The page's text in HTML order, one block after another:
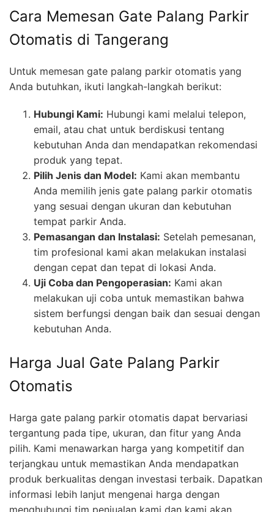
Cara Memesan Gate Palang Parkir
Otomatis di Tangerang
Untuk memesan gate palang parkir otomatis yang
Anda butuhkan, ikuti langkah-langkah berikut:
Hubungi Kami: Hubungi kami melalui telepon,
email, atau chat untuk berdiskusi tentang
kebutuhan Anda dan mendapatkan rekomendasi
produk yang tepat.
Pilih Jenis dan Model: Kami akan membantu
Anda memilih jenis gate palang parkir otomatis
yang sesuai dengan ukuran dan kebutuhan
tempat parkir Anda.
Pemasangan dan Instalasi: Setelah pemesanan,
tim profesional kami akan melakukan instalasi
dengan cepat dan tepat di lokasi Anda.
Uji Coba dan Pengoperasian: Kami akan
melakukan uji coba untuk memastikan bahwa
sistem berfungsi dengan baik dan sesuai dengan
kebutuhan Anda.
Harga Jual Gate Palang Parkir
Otomatis
Harga gate palang parkir otomatis dapat bervariasi
tergantung pada tipe, ukuran, dan fitur yang Anda
pilih. Kami menawarkan harga yang kompetitif dan
terjangkau untuk memastikan Anda mendapatkan
produk berkualitas dengan investasi terbaik. Dapatkan
informasi lebih lanjut mengenai harga dengan
menghubungi tim penjualan kami dan kami akan